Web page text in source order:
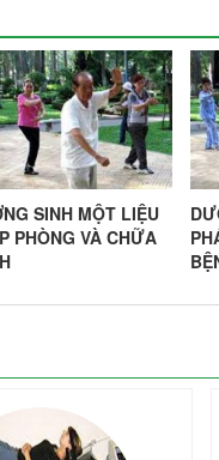
SINH MỘT LIỆU
PHÒNG VÀ CHỮA